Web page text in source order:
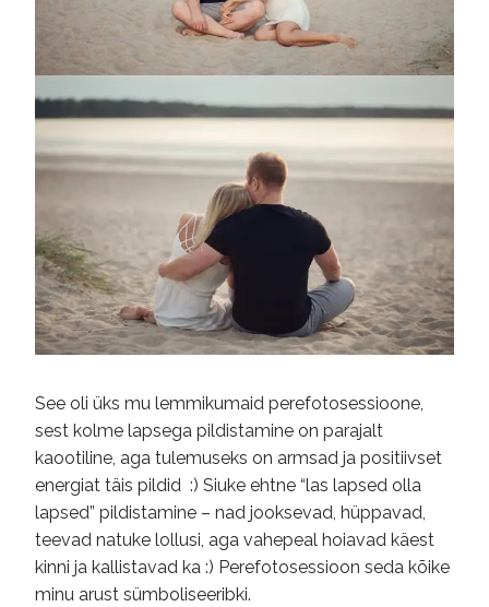
See oli üks mu lemmikumaid perefotosessioone,
sest kolme lapsega pildistamine on parajalt
kaootiline, aga tulemuseks on armsad ja positiivset
energiat täis pildid :) Siuke ehtne “las lapsed olla
lapsed” pildistamine – nad jooksevad, hüppavad,
teevad natuke lollusi, aga vahepeal hoiavad käest
kinni ja kallistavad ka :) Perefotosessioon seda kõike
minu arust sümboliseeribki.